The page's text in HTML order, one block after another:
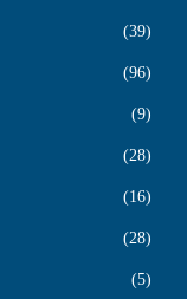
39
96
9
28
16
28
5